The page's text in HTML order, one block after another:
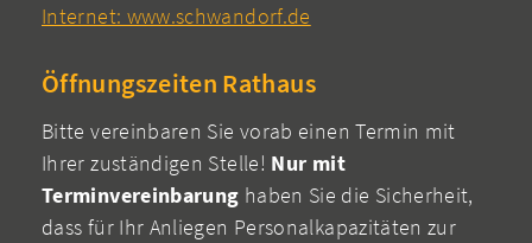
Internet: www.schwandorf.de
Öffnungszeiten Rathaus
Bitte vereinbaren Sie vorab einen Termin mit
Ihrer zuständigen Stelle! Nur mit
Terminvereinbarung haben Sie die Sicherheit,
dass für Ihr Anliegen Personalkapazitäten zur